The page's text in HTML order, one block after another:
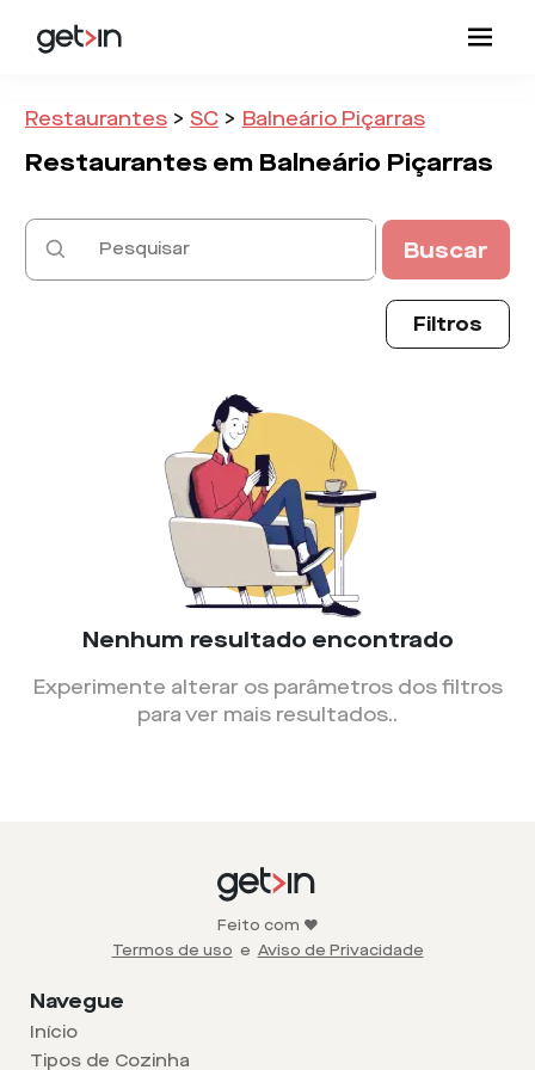
Restaurantes > SC > Balneário Piçarras
Restaurantes em Balneário Piçarras
Buscar
Filtros
Nenhum resultado encontrado
Experimente alterar os parâmetros dos filtros
para ver mais resultados..
Feito com ❤️
Termos de uso e Aviso de Privacidade
Navegue
Início
Tipos de Cozinha